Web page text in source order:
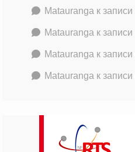
Matauranga к записи
Matauranga к записи
Matauranga к записи
Matauranga к записи